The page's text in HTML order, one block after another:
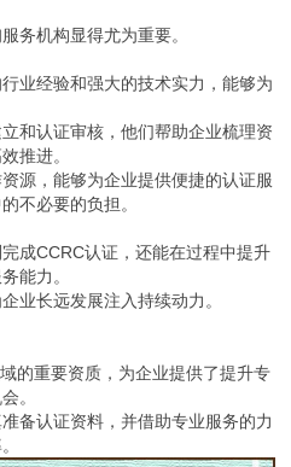
务机构显得尤为重要。
业经验和强大的技术实力，能够为
和认证审核，他们帮助企业梳理资
推进。
源，能够为企业提供便捷的认证服
不必要的负担。
成CCRC认证，还能在过程中提升
能力。
业长远发展注入持续动力。
的重要资质，为企业提供了提升专
。
备认证资料，并借助专业服务的力